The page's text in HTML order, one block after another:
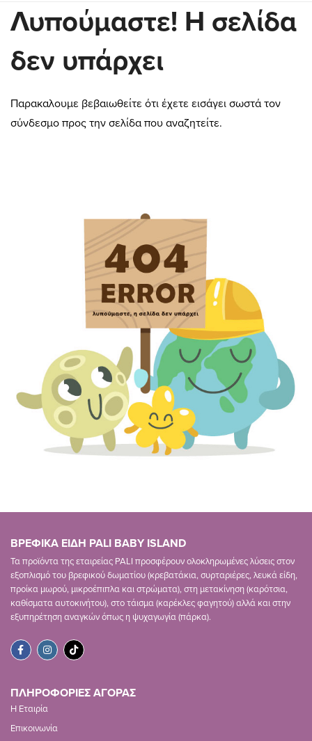
Λυπούμαστε! Η σελίδα
δεν υπάρχει
Παρακαλουμε βεβαιωθείτε ότι έχετε εισάγει σωστά τον
σύνδεσμο προς την σελίδα που αναζητείτε.
ΒΡΕΦΙΚΑ ΕΙΔΗ PALI BABY ISLAND
Τα προϊόντα της εταιρείας PALI προσφέρουν ολοκληρωμένες λύσεις στον
εξοπλισμό του βρεφικού δωματίου (κρεβατάκια, συρταριέρες, λευκά είδη,
προίκα μωρού, μικροέπιπλα και στρώματα), στη μετακίνηση (καρότσια,
καθίσματα αυτοκινήτου), στο τάισμα (καρέκλες φαγητού) αλλά και στην
εξυπηρέτηση αναγκών όπως η ψυχαγωγία (πάρκα).
ΠΛΗΡΟΦΟΡΙΕΣ ΑΓΟΡΑΣ
Η Εταιρία
Επικοινωνία